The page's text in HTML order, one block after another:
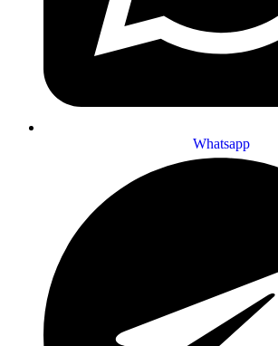
Whatsapp